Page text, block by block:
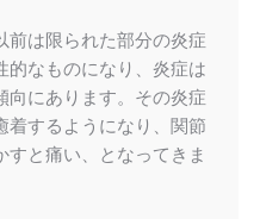
前は限られた部分の炎症
的なものになり、炎症は
向にあります。その炎症
着するようになり、関節
と痛い、となってきま